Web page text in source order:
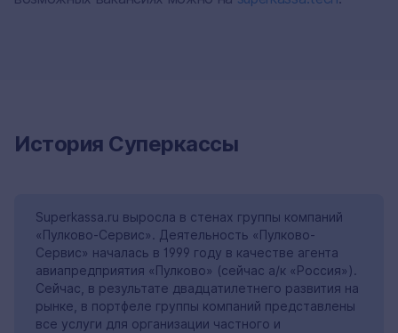
История Суперкассы
Superkassa.ru выросла в стенах группы компаний
«Пулково-Сервис». Деятельность «Пулково-
Сервис» началась в 1999 году в качестве агента
авиапредприятия «Пулково» (сейчас а/к «Россия»).
Сейчас, в результате двадцатилетнего развития на
рынке, в портфеле группы компаний представлены
все услуги для организации частного и